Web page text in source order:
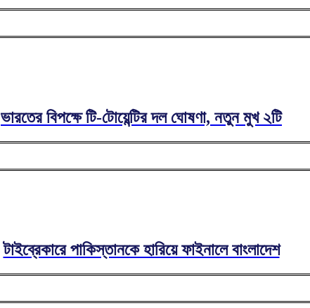
ভারতের বিপক্ষে টি-টোয়েন্টির দল ঘোষণা, নতুন মুখ ২টি
টাইব্রেকারে পাকিস্তানকে হারিয়ে ফাইনালে বাংলাদেশ